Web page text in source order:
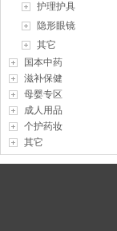
护理护具
隐形眼镜
其它
国本中药
滋补保健
母婴专区
成人用品
个护药妆
其它